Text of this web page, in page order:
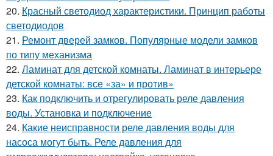
20. Красный светодиод характеристики. Принцип работы
светодиодов
21. Ремонт дверей замков. Популярные модели замков
по типу механизма
22. Ламинат для детской комнаты. Ламинат в интерьере
детской комнаты: все «за» и против»
23. Как подключить и отрегулировать реле давления
воды. Установка и подключение
24. Какие неисправности реле давления воды для
насоса могут быть. Реле давления для